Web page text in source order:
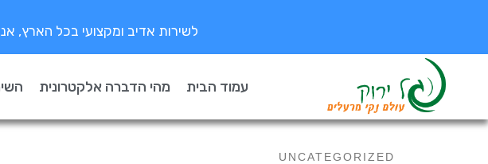
לשירות אדיב ומקצועי בכל הארץ, אנא חייגו: הראל 054-
עמוד הבית מהי הדברה אלקטרונית
UNCATEGORIZED